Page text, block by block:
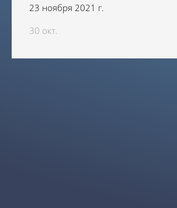
23 ноября 2021 г.
30 окт.